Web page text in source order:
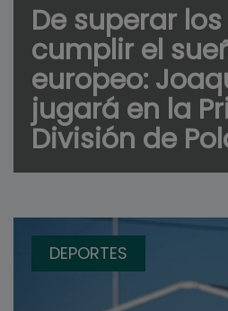
De superar
cumplir el
europeo:
jugará en la
División de
DEPORTES